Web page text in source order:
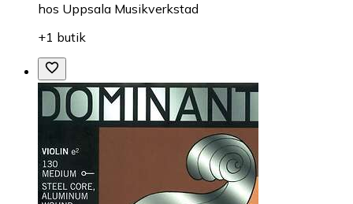
hos Uppsala Musikverkstad
+1 butik